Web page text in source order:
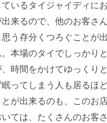
いるタイジャイディに
来るので、他のお客さ
う存分くつろぐことが
本場のタイでしっかり
時間をかけてゆっくり
ってしまう人も居るほ
が出来るのも、このお
ては、たくさんのお客